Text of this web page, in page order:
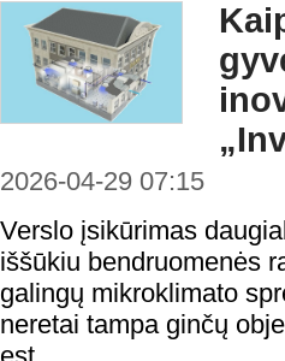
2026-04-29 07:15
Verslo įsikūrimas
iššūkiu bendruomenės
galingų mikroklimato
neretai tampa ginčų